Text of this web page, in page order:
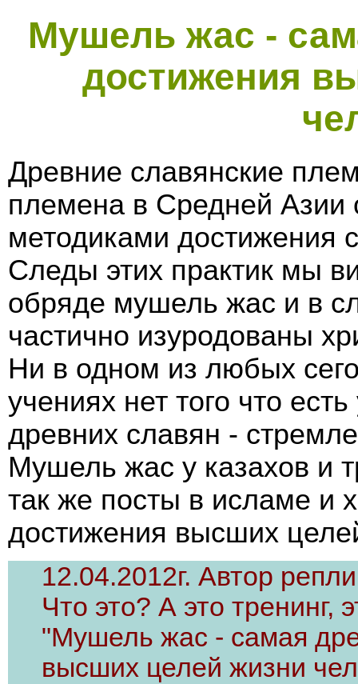
Мушель жас -
достижения
Древние славянские
племена в Средней
методиками достижения
Следы этих практик мы
обряде мушель жас и в
частично изуродованы
Ни в одном из любых
учениях нет того что
древних славян -
Мушель жас у казахов и
так же посты в исламе и
достижения высших
12.04.2012г. Автор
Что это? А это тренинг,
"Мушель жас - самая
высших целей жизни